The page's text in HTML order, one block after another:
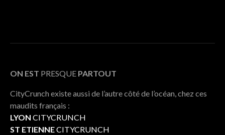
ON EST PRESQUE PARTOUT
CityCrunch existe aussi de l’autre côté de l’océan, chez ces
maudits français :
LYON CITYCRUNCH
ST ETIENNECITYCRUNCH